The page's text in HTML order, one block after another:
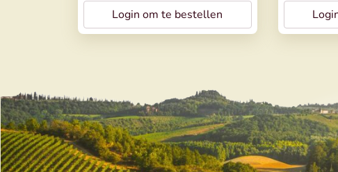
Login om te bestellen